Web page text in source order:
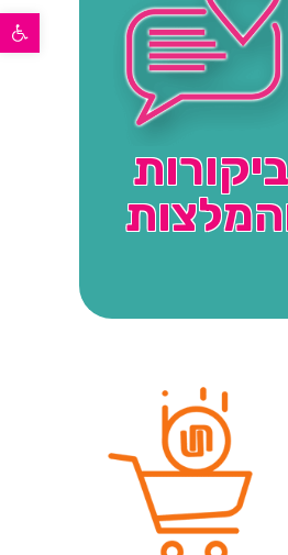
פתח סרגל נגישות
ביקורות